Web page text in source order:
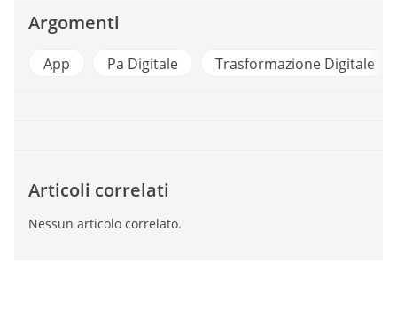
Argomenti
App Pa Digitale Trasformazione Digitale
Articoli correlati
Nessun articolo correlato.